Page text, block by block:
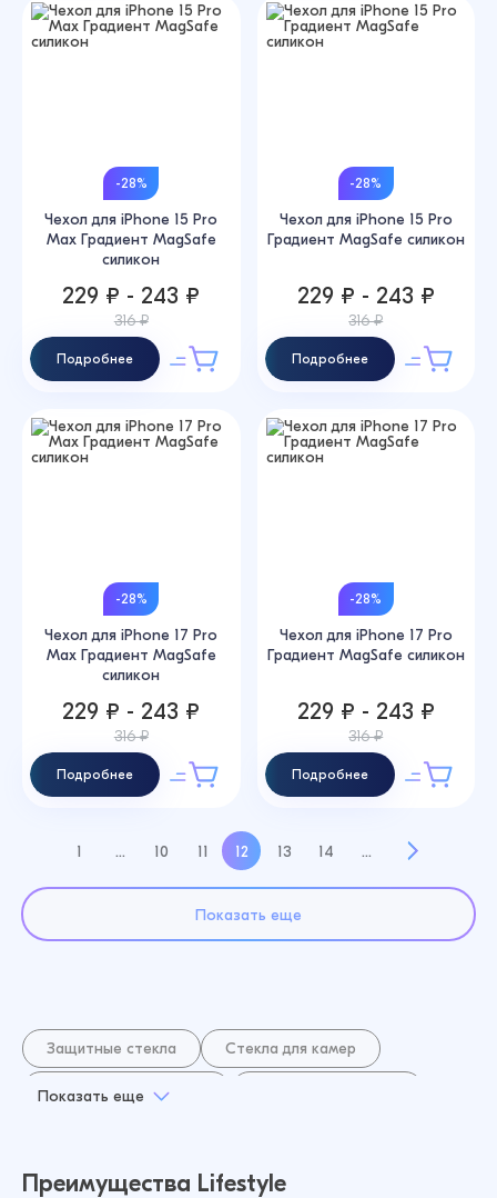
-28%
Чехол для iPhone 15 Pro
Max Градиент MagSafe
силикон
229 ₽ - 243 ₽
316 ₽
Подробнее
-28%
Чехол для iPhone 15 Pro
Градиент MagSafe силикон
229 ₽ - 243 ₽
316 ₽
Подробнее
-28%
Чехол для iPhone 17 Pro
Max Градиент MagSafe
силикон
229 ₽ - 243 ₽
316 ₽
Подробнее
-28%
Чехол для iPhone 17 Pro
Градиент MagSafe силикон
229 ₽ - 243 ₽
316 ₽
Подробнее
Показать еще
1 ... 10 11 12 13 14 ...
Защитные стекла Стекла для камер
Зарядные устройства
Аксессуары для смарт часов
Показать еще
Преимущества Lifestyle